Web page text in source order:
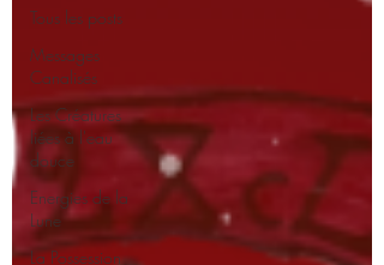
Tous les posts
Messages
Canalisés
Les Créatures
liées à l'eau
douce
Energies de la
Lune
La Possession